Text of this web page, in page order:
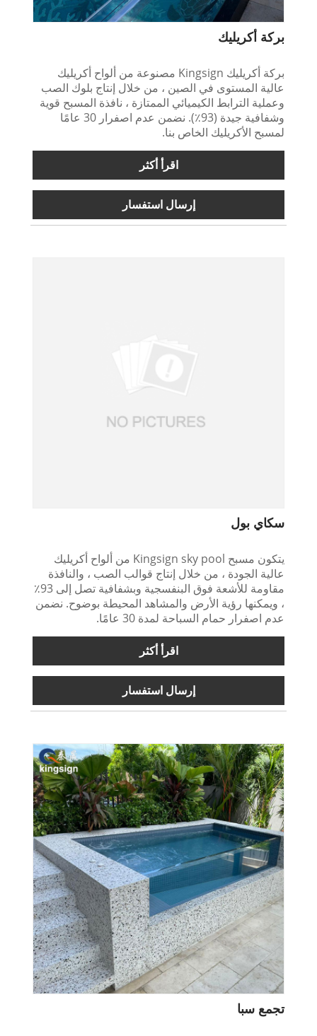
بركة أكريليك
بركة أكريليك Kingsign مصنوعة من ألواح أكريليك
عالية المستوى في الصين ، من خلال إنتاج بلوك الصب
وعملية الترابط الكيميائي الممتازة ، نافذة المسبح قوية
وشفافية جيدة (93٪). نضمن عدم اصفرار 30 عامًا
لمسبح الأكريليك الخاص بنا.
اقرأ أكثر
إرسال استفسار
سكاي بول
يتكون مسبح Kingsign sky pool من ألواح أكريليك
عالية الجودة ، من خلال إنتاج قوالب الصب ، والنافذة
مقاومة للأشعة فوق البنفسجية وبشفافية تصل إلى 93٪
، ويمكنها رؤية الأرض والمشاهد المحيطة بوضوح. نضمن
عدم اصفرار حمام السباحة لمدة 30 عامًا.
اقرأ أكثر
إرسال استفسار
تجمع سبا